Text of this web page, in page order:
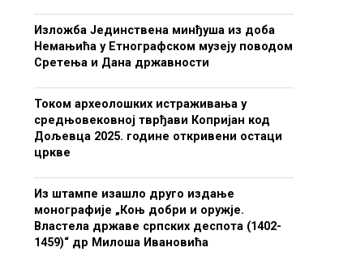
Изложба Јединствена минђуша из доба
Немањића у Етнографском музеју поводом
Сретења и Дана државности
Током археолошких истраживања у
средњовековној тврђави Копријан код
Дољевца 2025. године откривени остаци
цркве
Из штампе изашло друго издање
монографије „Коњ добри и оружје.
Властела државе српских деспота (1402-
1459)“ др Милоша Ивановића